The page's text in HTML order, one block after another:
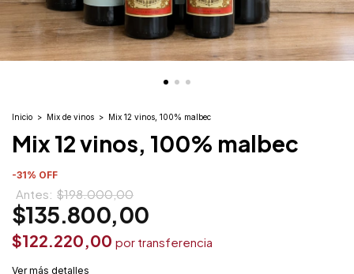
Inicio > Mix de vinos > Mix 12 vinos, 100% malbec
Mix 12 vinos, 100% malbec
-31% OFF
$135.800,00
$198.000,00
$122.220,00
Ver más detalles